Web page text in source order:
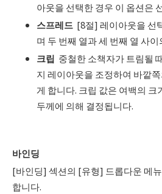
아웃을 선택한 경우 이 옵션은
스프레드 [8절] 레이아웃을 선
며 두 번째 열과 세 번째 열 사
크립 중철한 소책자가 트림될
지 레이아웃을 조정하여 바깥
게 합니다. 크립 값은 여백의
두께에 의해 결정됩니다.
바인딩
[바인딩] 섹션의 [유형] 드롭다운 메
합니다.